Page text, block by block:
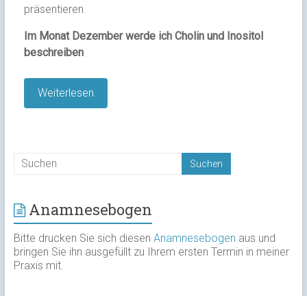
präsentieren.
Im Monat Dezember werde ich Cholin und Inositol
beschreiben
Weiterlesen
Anamnesebogen
Bitte drucken Sie sich diesen Anamnesebogen aus und
bringen Sie ihn ausgefüllt zu Ihrem ersten Termin in meiner
Praxis mit.